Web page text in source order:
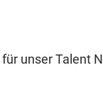
für unser Talent